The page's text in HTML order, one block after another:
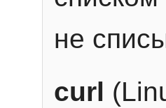
не
curl